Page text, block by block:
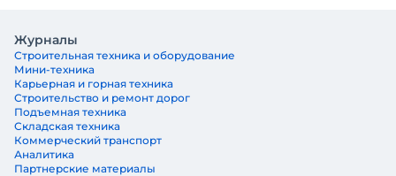
Журналы
Строительная техника и оборудование
Мини-техника
Карьерная и горная техника
Строительство и ремонт дорог
Подъемная техника
Складская техника
Коммерческий транспорт
Аналитика
Партнерские материалы